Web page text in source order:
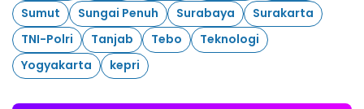
Sumut
Sungai Penuh Surabaya
Surakarta
TNI-Polri
Tanjab Tebo
Teknologi
Yogyakarta
kepri